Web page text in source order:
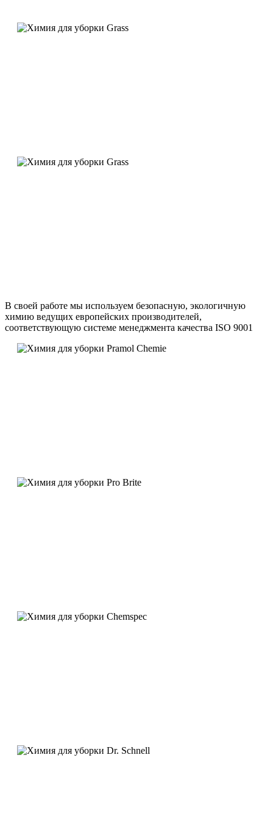
В своей работе мы используем безопасную, экологичную
химию ведущих европейских производителей,
соответствующую системе менеджмента качества ISO 9001